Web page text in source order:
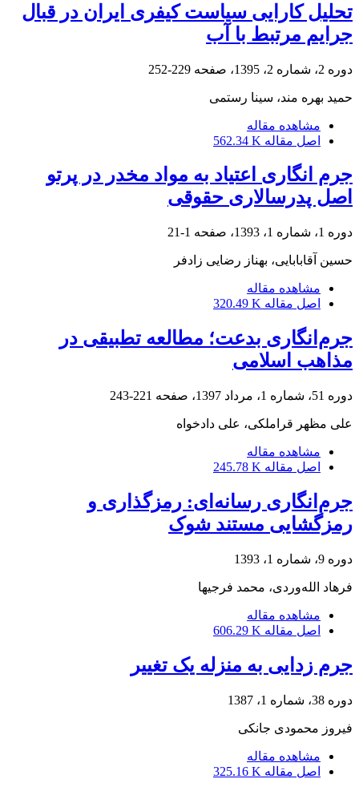
تحلیل کارایی سیاست کیفری ایران در قبال
جرایم مرتبط با آب
دوره 2، شماره 2، 1395، صفحه 229-252
حمید بهره مند، سینا رستمی
مشاهده مقاله
اصل مقاله 562.34 K
جرم انگاری اعتیاد به مواد مخدر در پرتو
اصل پدرسالاری حقوقی
دوره 1، شماره 1، 1393، صفحه 1-21
حسین آقابابایی، بهناز رضایی زادفر
مشاهده مقاله
اصل مقاله 320.49 K
جرم‌انگاری بدعت؛ مطالعه تطبیقی در
مذاهب اسلامی
دوره 51، شماره 1، مرداد 1397، صفحه 221-243
علی مظهر قراملکی، علی دادخواه
مشاهده مقاله
اصل مقاله 245.78 K
جرم‌انگاری رسانه‌ای: رمزگذاری و
رمزگشایی مستند شوک
دوره 9، شماره 1، 1393
فرهاد الله‌وردی، محمد فرجیها
مشاهده مقاله
اصل مقاله 606.29 K
جرم زدایی به منزله یک تغییر
دوره 38، شماره 1، 1387
فیروز محمودی جانکی
مشاهده مقاله
اصل مقاله 325.16 K